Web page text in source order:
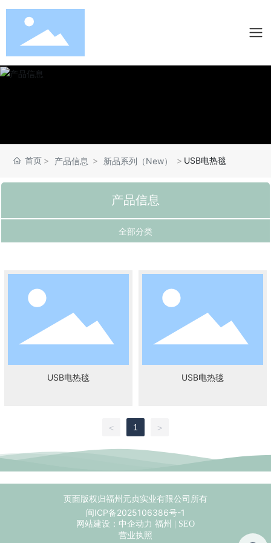
首页 产品信息 新品系列（New） USB电热毯
产品信息
全部分类
USB电热毯 USB电热毯
< 1 >
页面版权归福州元贞实业有限公司所有
闽ICP备2025106386号-1
网站建设： 中企动力 福州
SEO
营业执照